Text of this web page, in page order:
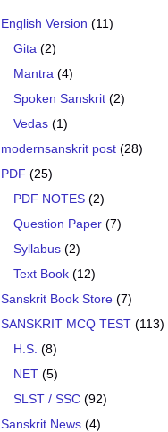
English Version (11)
Gita (2)
Mantra (4)
Spoken Sanskrit (2)
Vedas (1)
modernsanskrit post (28)
PDF (25)
PDF NOTES (2)
Question Paper (7)
Syllabus (2)
Text Book (12)
Sanskrit Book Store (7)
SANSKRIT MCQ TEST (113)
H.S. (8)
NET (5)
SLST / SSC (92)
Sanskrit News (4)